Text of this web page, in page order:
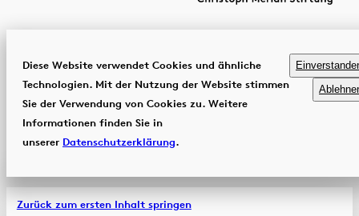
Diese Website verwendet Cookies und ähnliche
Technologien. Mit der Nutzung der Website stimmen
Sie der Verwendung von Cookies zu. Weitere
Informationen finden Sie in
unserer Datenschutzerklärung.
Zurück zum ersten Inhalt springen